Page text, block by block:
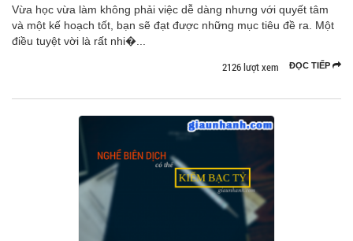
Vừa học vừa làm không phải việc dễ dàng nhưng với quyết tâm
và một kế hoạch tốt, bạn sẽ đạt được những mục tiêu đề ra. Một
điều tuyệt vời là rất nhi�...
ĐỌC TIẾP
2126 lượt xem